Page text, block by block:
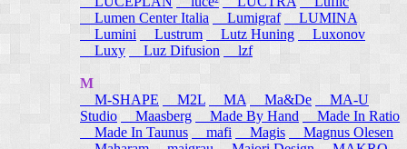
Lumen Center Italia
Lumigraf
LUMINA
Lumini
Lustrum Lutz Huning
Luxonov
Luxy
Luz Difusion lzf
M
M-SHAPE
M2L MA Ma&De
MA-U
Studio
Maasberg Made By Hand
Made In Ratio
Made In Taunus
mafi Magis
Magnus Olesen